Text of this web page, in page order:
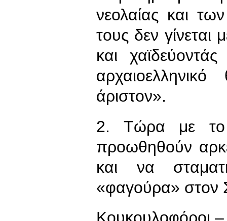
νεολαίας και
τους δεν γίνεται
και
άριστον».
2. Τώρα με το
προωθηθούν
και να
«φαγούρα» στον